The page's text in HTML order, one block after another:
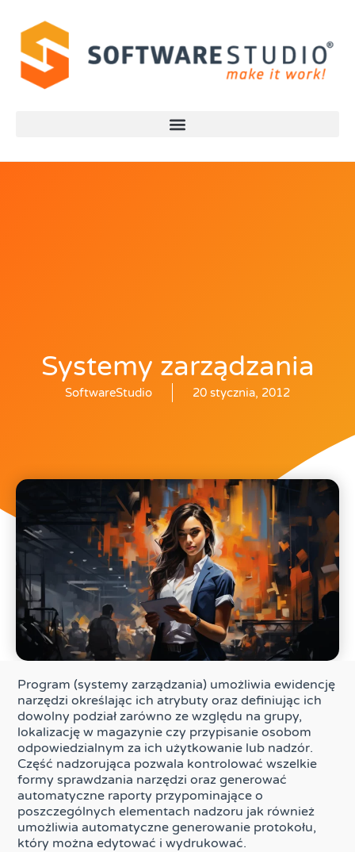
Systemy zarządzania
SoftwareStudio 20 stycznia, 2012
Program (systemy zarządzania) umożliwia ewidencję
narzędzi określając ich atrybuty oraz definiując ich
dowolny podział zarówno ze względu na grupy,
lokalizację w magazynie czy przypisanie osobom
odpowiedzialnym za ich użytkowanie lub nadzór.
Część nadzorująca pozwala kontrolować wszelkie
formy sprawdzania narzędzi oraz generować
automatyczne raporty przypominające o
poszczególnych elementach nadzoru jak również
umożliwia automatyczne generowanie protokołu,
który można edytować i wydrukować.